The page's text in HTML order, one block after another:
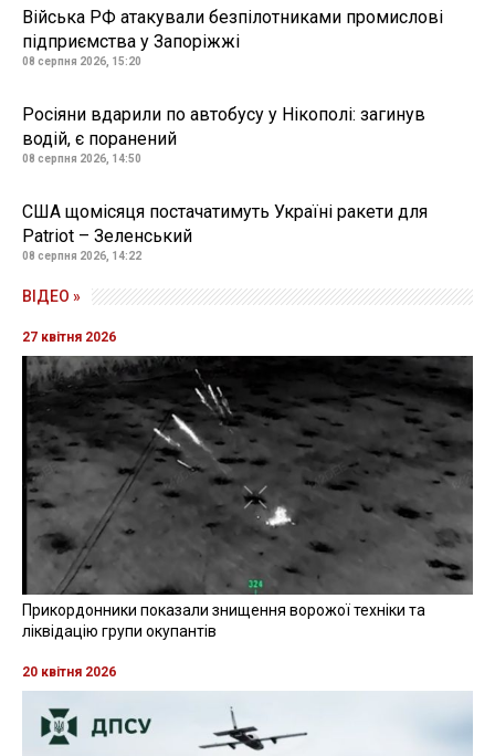
Війська РФ атакували безпілотниками промислові
підприємства у Запоріжжі
08 серпня 2026, 15:20
Росіяни вдарили по автобусу у Нікополі: загинув
водій, є поранений
08 серпня 2026, 14:50
США щомісяця постачатимуть Україні ракети для
Patriot – Зеленський
08 серпня 2026, 14:22
ВІДЕО »
27 квітня 2026
Прикордонники показали знищення ворожої техніки та
ліквідацію групи окупантів
20 квітня 2026